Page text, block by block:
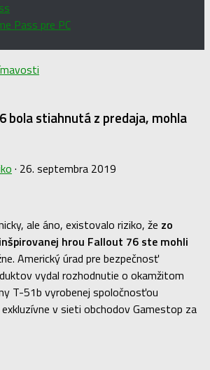
Pass pre PC
bola stiahnutá z predaja, mohla
· 26. septembra 2019
ale áno, existovalo riziko, že zo
hrou Fallout 76 ste mohli
Americký úrad pre bezpečnosť
vydal rozhodnutie o okamžitom
T-51b vyrobenej spoločnosťou
exkluzívne v sieti obchodov Gamestop za